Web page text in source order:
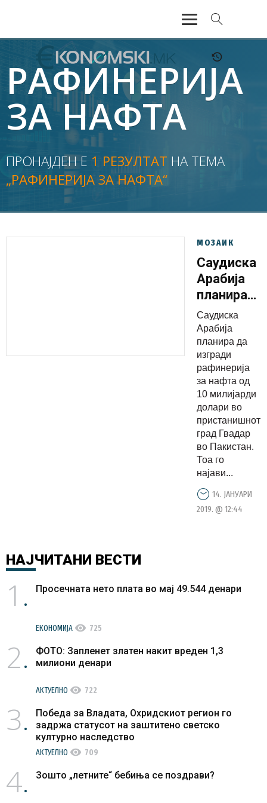
АКТУЕЛНО
ЕКОНОМИЈА
ФИНАНСИИ
БАНКАРСТВО
ЖИВОТ
МОЗАИК
РАФИНЕРИЈА
ЗА НАФТА
ПРОНАЈДЕН Е 1 РЕЗУЛТАТ НА ТЕМА
„РАФИНЕРИЈА ЗА НАФТА“
МОЗАИК
Саудиска
Арабија
планира
да
изгради
рафинерија
за нафта
од 10
милијарди
долари
Саудиска
Арабија
планира да
изгради
рафинерија
за нафта од
10 милијарди
долари во
пристанишнот
град Гвадар
во Пакистан.
Тоа го
најави...
14. ЈАНУАРИ
2019. @ 12:44
НАЈЧИТАНИ ВЕСТИ
1 Просечната нето плата во мај 49.544 денари
ЕКОНОМИЈА visibility 725
2
ФОТО: Запленет златен накит вреден 1,3
милиони денари
АКТУЕЛНО visibility 722
3
Победа за Владата, Охридскиот регион го
задржа статусот на заштитено светско
културно наследство
АКТУЕЛНО visibility 709
4 Зошто „летните“ бебиња се поздрави?